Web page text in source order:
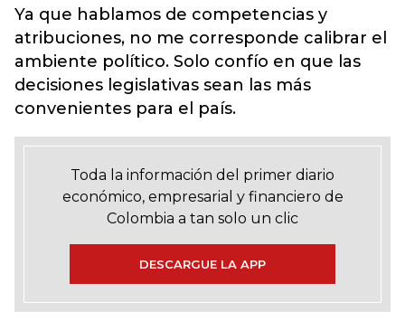
Ya que hablamos de competencias y
atribuciones, no me corresponde calibrar el
ambiente político. Solo confío en que las
decisiones legislativas sean las más
convenientes para el país.
Toda la información del primer diario
económico, empresarial y financiero de
Colombia a tan solo un clic
DESCARGUE LA APP